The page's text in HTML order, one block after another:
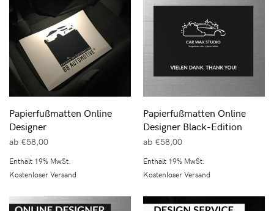
Papierfußmatten Online
Designer
ab €58,00
Enthält 19% MwSt.
Kostenloser Versand
Papierfußmatten Online
Designer Black-Edition
ab €58,00
Enthält 19% MwSt.
Kostenloser Versand